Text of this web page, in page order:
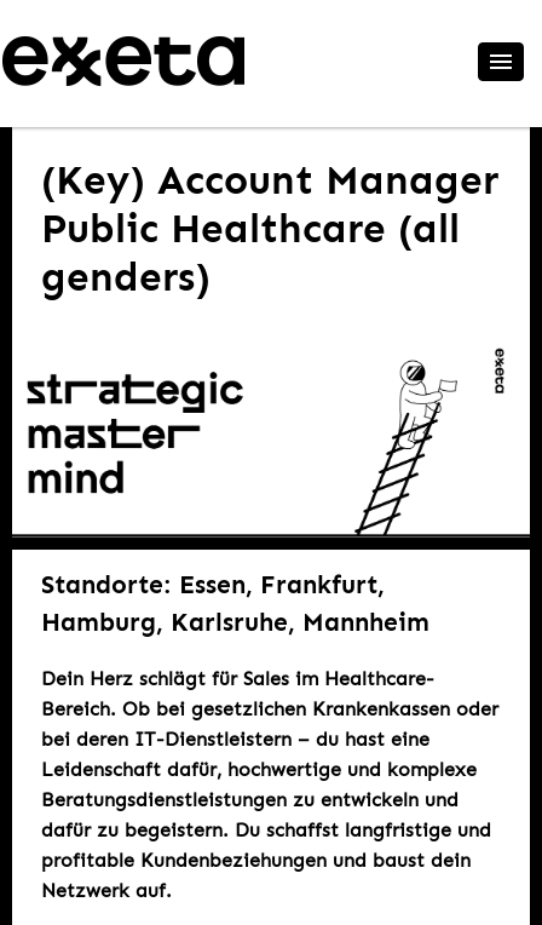
(Key) Account Manager
Public Healthcare (all
genders)
Standorte: Essen, Frankfurt,
Hamburg, Karlsruhe, Mannheim
Dein Herz schlägt für Sales im Healthcare-
Bereich. Ob bei gesetzlichen Krankenkassen oder
bei deren IT-Dienstleistern – du hast eine
Leidenschaft dafür, hochwertige und komplexe
Beratungsdienstleistungen zu entwickeln und
dafür zu begeistern. Du schaffst langfristige und
profitable Kundenbeziehungen und baust dein
Netzwerk auf.